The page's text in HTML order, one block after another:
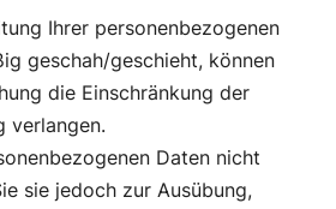
Ihrer personenbezogenen
geschah/geschieht, können
die Einschränkung der
verlangen.
Daten nicht
sie jedoch zur Ausübung,